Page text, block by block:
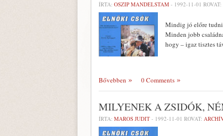
ÍRTA: OSZIP MANDELSTAM - 1992-11-01 ROVAT:
Mindig jó előre tudni
Minden jobb
hogy – igaz tisztes
Bővebben 0 Comments
MILYENEK A ZSIDÓK,
ÍRTA: MAROS JUDIT - 1992-11-01 ROVAT: